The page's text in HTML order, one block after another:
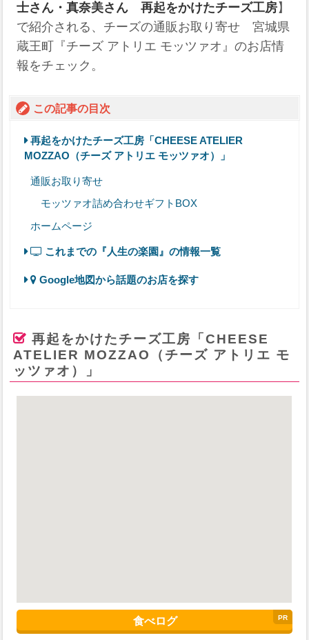
士さん・真奈美さん 再起をかけたチーズ工房】
で紹介される、チーズの通販お取り寄せ 宮城県
蔵王町『チーズ アトリエ モッツァオ』のお店情
報をチェック。
この記事の目次
再起をかけたチーズ工房「CHEESE ATELIER
MOZZAO（チーズ アトリエ モッツァオ）」
通販お取り寄せ
モッツァオ詰め合わせギフトBOX
ホームページ
これまでの『人生の楽園』の情報一覧
Google地図から話題のお店を探す
再起をかけたチーズ工房「CHEESE
ATELIER MOZZAO（チーズ アトリエ モ
ッツァオ）」
食べログ